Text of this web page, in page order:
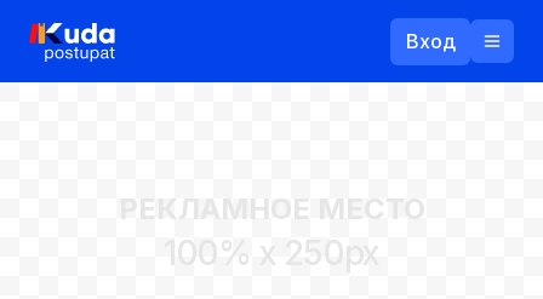
Вход
РЕКЛАМНОЕ МЕСТО
100% x 250px